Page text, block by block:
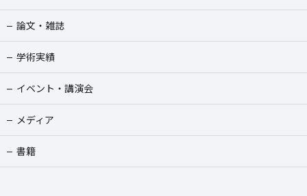
論文・雑誌
学術実績
イベント・講演会
メディア
書籍